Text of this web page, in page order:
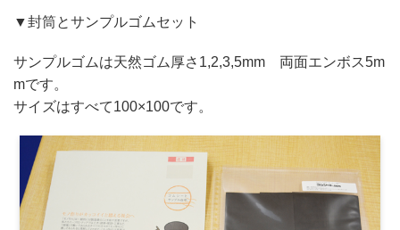
▼封筒とサンプルゴムセット
サンプルゴムは天然ゴム厚さ1,2,3,5mm 両面エンボス5m
mです。
サイズはすべて100×100です。